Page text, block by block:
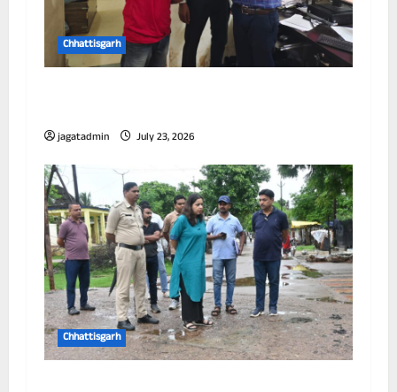
Chhattisgarh
jagatadmin July 23, 2026
Chhattisgarh